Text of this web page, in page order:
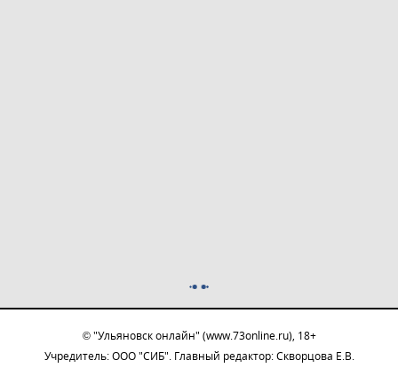
© "Ульяновск онлайн" (www.73online.ru), 18+
Учредитель: ООО "СИБ". Главный редактор: Скворцова Е.В.